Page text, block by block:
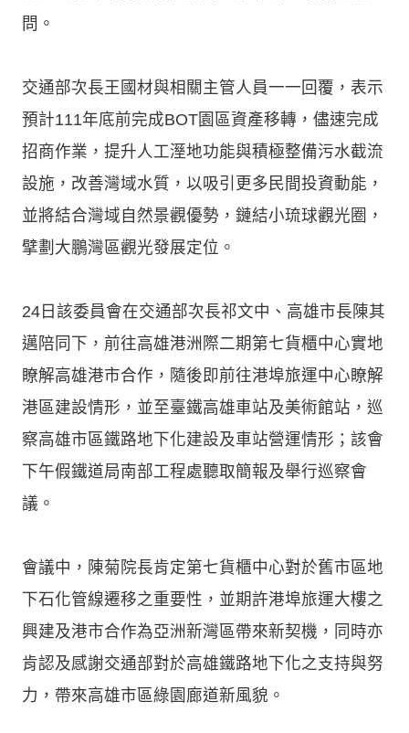
問。
交通部次長王國材與相關主管人員一一回覆，表示
預計111年底前完成BOT園區資產移轉，儘速完成
招商作業，提升人工溼地功能與積極整備污水截流
設施，改善灣域水質，以吸引更多民間投資動能，
並將結合灣域自然景觀優勢，鏈結小琉球觀光圈，
擘劃大鵬灣區觀光發展定位。
24日該委員會在交通部次長祁文中、高雄市長陳其
邁陪同下，前往高雄港洲際二期第七貨櫃中心實地
瞭解高雄港市合作，隨後即前往港埠旅運中心瞭解
港區建設情形，並至臺鐵高雄車站及美術館站，巡
察高雄市區鐵路地下化建設及車站營運情形；該會
下午假鐵道局南部工程處聽取簡報及舉行巡察會
議。
會議中，陳菊院長肯定第七貨櫃中心對於舊市區地
下石化管線遷移之重要性，並期許港埠旅運大樓之
興建及港市合作為亞洲新灣區帶來新契機，同時亦
肯認及感謝交通部對於高雄鐵路地下化之支持與努
力，帶來高雄市區綠園廊道新風貌。